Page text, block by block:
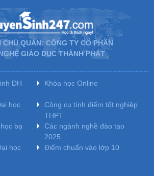
CHỦ QUẢN: CÔNG TY CỔ PHẦN
GIÁO DỤC THÀNH PHÁT
ĐH
Khóa học Online
học
Công cụ tính điểm tốt nghiệp
THPT
bạ
Các ngành nghề đào tạo
2025
học
Điểm chuẩn vào lớp 10